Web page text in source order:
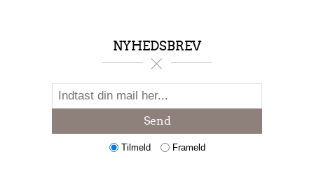
NYHEDSBREV
Send
Tilmeld Frameld